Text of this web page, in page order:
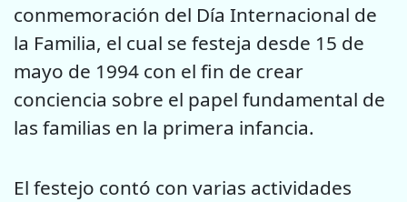
conmemoración del Día Internacional de
la Familia, el cual se festeja desde 15 de
mayo de 1994 con el fin de crear
conciencia sobre el papel fundamental de
las familias en la primera infancia.
El festejo contó con varias actividades